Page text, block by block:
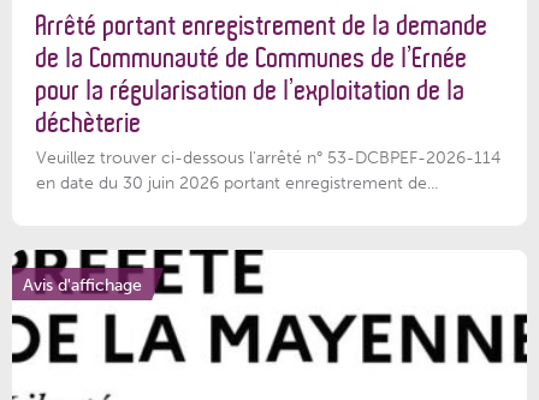
Arrêté portant enregistrement de la demande
de la Communauté de Communes de l’Ernée
pour la régularisation de l’exploitation de la
déchèterie
Veuillez trouver ci-dessous l'arrêté n° 53-DCBPEF-2026-114
en date du 30 juin 2026 portant enregistrement de...
Avis d'affichage